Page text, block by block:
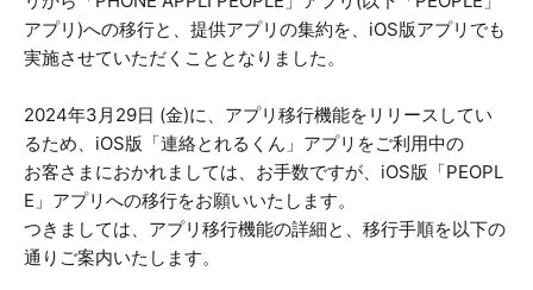
アプリ)への移行と、提供アプリの集約を、iOS版アプリでも
実施させていただくこととなりました。
2024年3月29日 (金)に、アプリ移行機能をリリースしてい
るため、iOS版「連絡とれるくん」アプリをご利用中の
お客さまにおかれましては、お手数ですが、iOS版「PEOPL
E」アプリへの移行をお願いいたします。
つきましては、アプリ移行機能の詳細と、移行手順を以下の
通りご案内いたします。